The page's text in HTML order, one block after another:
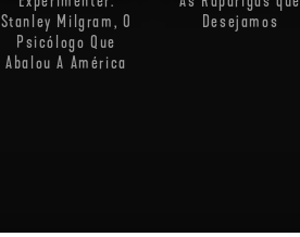
Stanley Milgram, O
Psicólogo Que
Abalou A América
Desejamos